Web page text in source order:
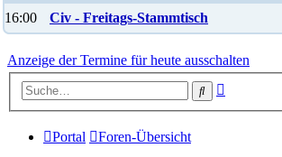
16:00 Civ - Freitags-Stammtisch
Anzeige der Termine für heute ausschalten
Suche
Portal Foren-Übersicht